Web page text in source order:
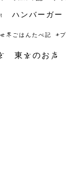
ハンバーガー
世界ごはんたべ記 #プ
東京のお店